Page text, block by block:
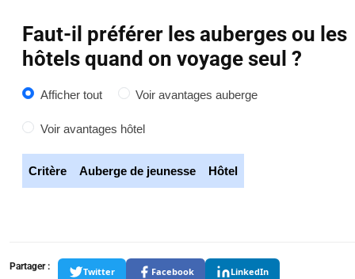
Faut-il préférer les auberges ou les
hôtels quand on voyage seul ?
Afficher tout Voir avantages auberge
Voir avantages hôtel
Critère Auberge de jeunesse Hôtel
Partager : Twitter Facebook LinkedIn